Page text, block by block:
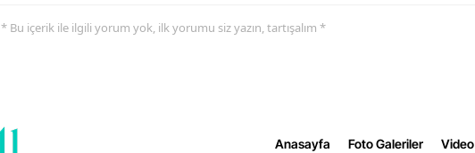
* Bu içerik ile ilgili yorum yok, ilk yorumu siz yazın, tartışalım *
Anasayfa Foto Galeriler